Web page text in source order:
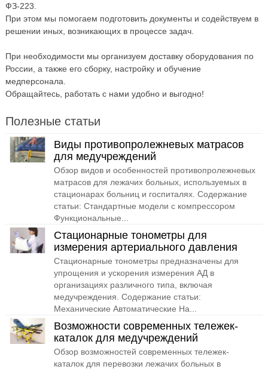
ФЗ-223.
При этом мы помогаем подготовить документы и содействуем в
решении иных, возникающих в процессе задач.
При необходимости мы организуем доставку оборудования по
России, а также его сборку, настройку и обучение
медперсонала.
Обращайтесь, работать с нами удобно и выгодно!
Полезные статьи
Виды противопролежневых матрасов
для медучреждений
Обзор видов и особенностей противопролежневых
матрасов для лежачих больных, используемых в
стационарах больниц и госпиталях. Содержание
статьи: Стандартные модели с компрессором
Функциональные...
Стационарные тонометры для
измерения артериального давления
Стационарные тонометры предназначены для
упрощения и ускорения измерения АД в
организациях различного типа, включая
медучреждения. Содержание статьи:
Механические Автоматические На...
Возможности современных тележек-
каталок для медучреждений
Обзор возможностей современных тележек-
каталок для перевозки лежачих больных в